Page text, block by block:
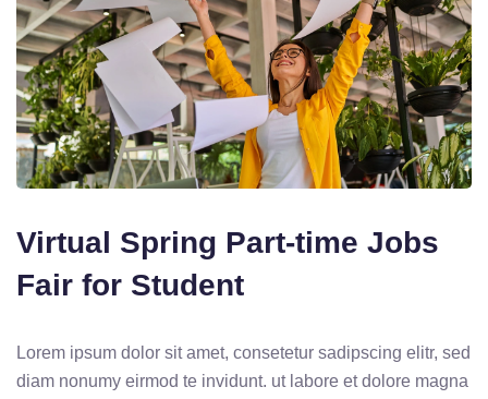
Virtual Spring Part-time Jobs
Fair for Student
Lorem ipsum dolor sit amet, consetetur sadipscing elitr, sed
diam nonumy eirmod te invidunt. ut labore et dolore magna